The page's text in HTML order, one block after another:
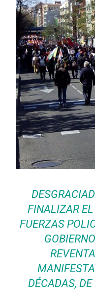
FINALIZAR
FUERZAS
DÉCADAS,